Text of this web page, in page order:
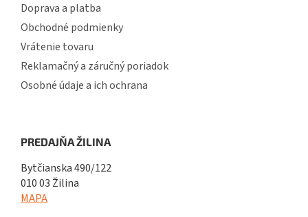
Doprava a platba
Obchodné podmienky
Vrátenie tovaru
Reklamačný a záručný poriadok
Osobné údaje a ich ochrana
PREDAJŇA ŽILINA
Bytčianska 490/122
010 03 Žilina
MAPA